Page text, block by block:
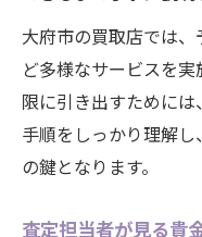
大府市の買取店では
ど多様なサービスを
限に引き出すために
手順をしっかり理解
の鍵となります。
査定担当者が見る貴